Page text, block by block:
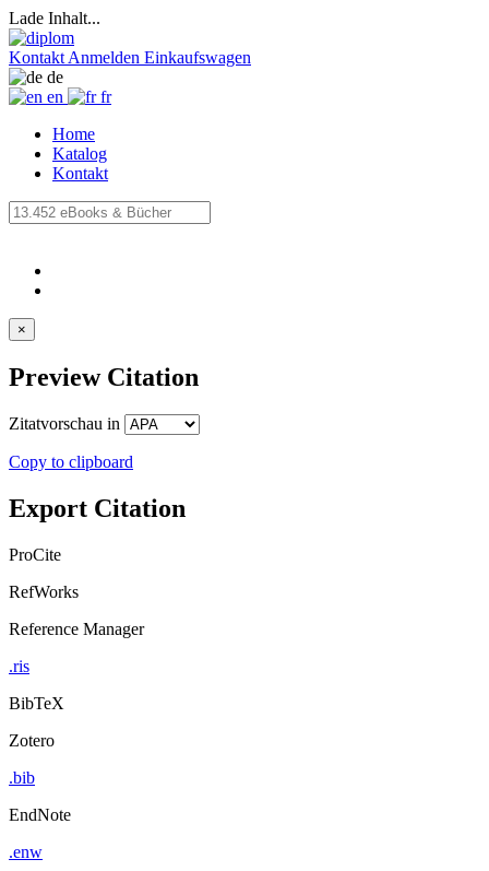
Lade Inhalt...
Kontakt Anmelden Einkaufswagen
de
en
fr
Home
Katalog
Kontakt
Export Citation